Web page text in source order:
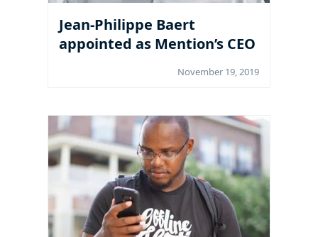
Jean-Philippe Baert
appointed as Mention’s CEO
November 19, 2019